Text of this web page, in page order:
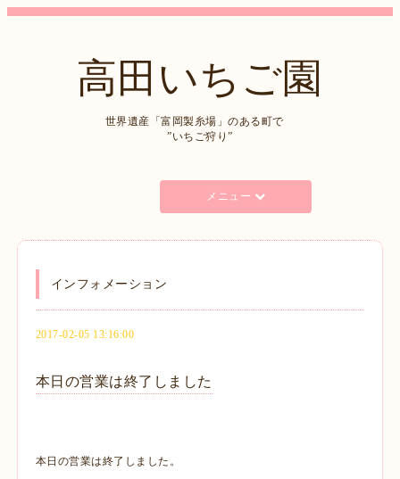
高田いちご園
世界遺産「富岡製糸場」のある町で
”いちご狩り”
メニュー
インフォメーション
2017-02-05 13:16:00
本日の営業は終了しました
本日の営業は終了しました。